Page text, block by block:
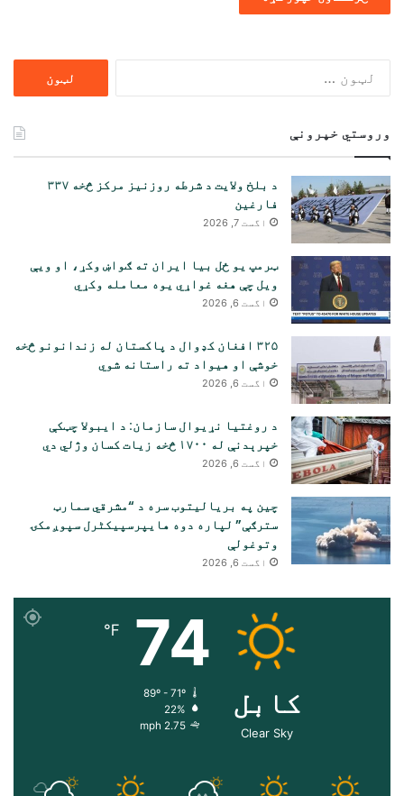
وروستي خپرونې
د بلخ ولایت د شرطه روزنیز مرکز څخه ۳۳۷
فارغین
اگست 7, 2026
ټرمپ یو ځل بیا ایران ته ګواښ وکړ، او ویې
ویل چې هغه غواړي یوه معامله وکړي
اگست 6, 2026
۳۲۵ افغان کډوال د پاکستان له زندانونو څخه
خوشې او هیواد ته راستانه شوي
اگست 6, 2026
د روغتیا نړیوال سازمان: د ایبولا چټکې
خپرېدنې له ۱۷۰۰ څخه زیات کسان وژلي دي
اگست 6, 2026
چین په بریالیتوب سره د “مشرقي سمارټ
سترګې” لپاره دوه هایپرسپیکٹرل سپوږمکۍ
وتوغولې
اگست 6, 2026
کابل
Clear Sky
74
℉
89º - 71º
22%
2.75 mph